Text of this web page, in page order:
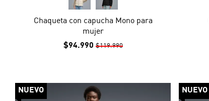
Chaqueta con capucha Mono para
mujer
$94.990 $119.990
NUEVO NUEVO